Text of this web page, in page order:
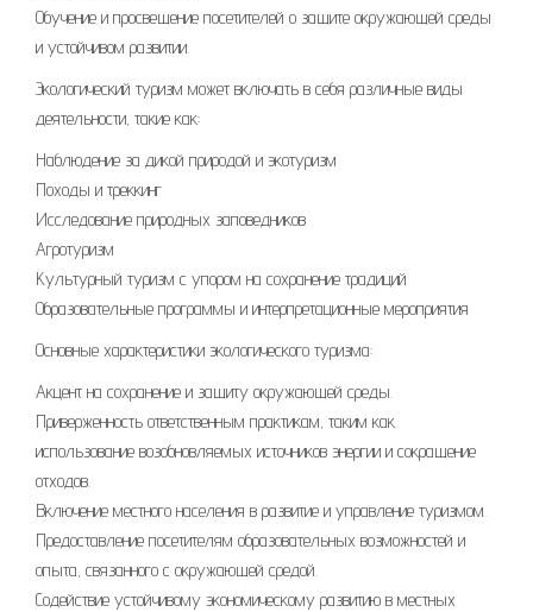
Обучение и просвещение посетителей о защите окружающей среды
и устойчивом развитии.
Экологический туризм может включать в себя различные виды
деятельности, такие как:
Наблюдение за дикой природой и экотуризм
Походы и треккинг
Исследование природных заповедников
Агротуризм
Культурный туризм с упором на сохранение традиций
Образовательные программы и интерпретационные мероприятия
Основные характеристики экологического туризма:
Акцент на сохранение и защиту окружающей среды.
Приверженность ответственным практикам, таким как
использование возобновляемых источников энергии и сокращение
отходов.
Включение местного населения в развитие и управление туризмом.
Предоставление посетителям образовательных возможностей и
опыта, связанного с окружающей средой.
Содействие устойчивому экономическому развитию в местных